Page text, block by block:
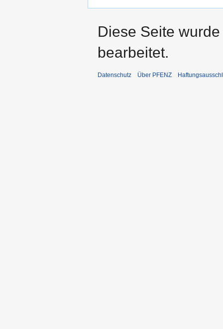
Diese Seite
bearbeitet.
Datenschutz Über PFENZ